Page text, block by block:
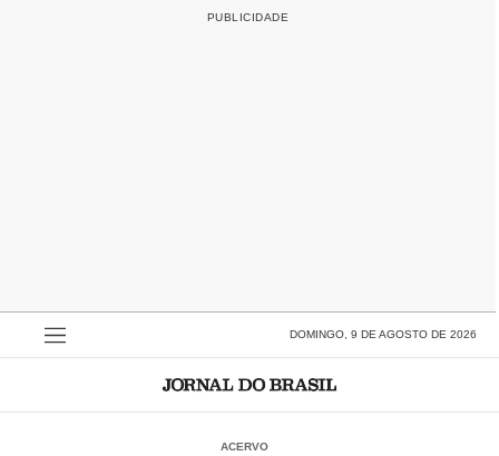
DOMINGO, 9 DE AGOSTO DE 2026
ACERVO